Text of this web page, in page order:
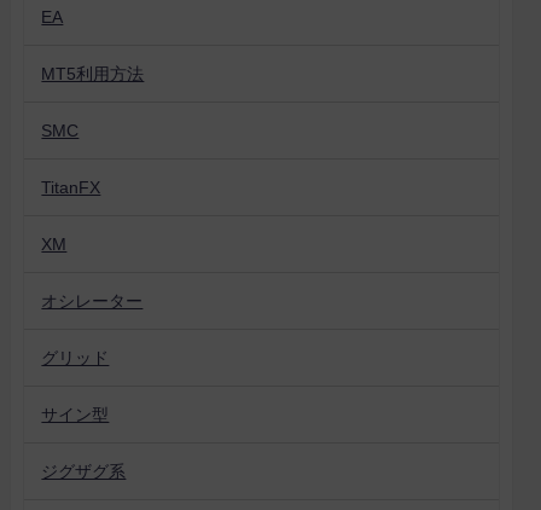
EA
MT5利用方法
SMC
TitanFX
XM
オシレーター
グリッド
サイン型
ジグザグ系